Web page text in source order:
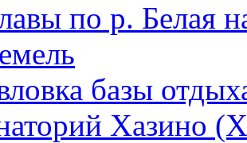
по р. Белая
базы
Хазино